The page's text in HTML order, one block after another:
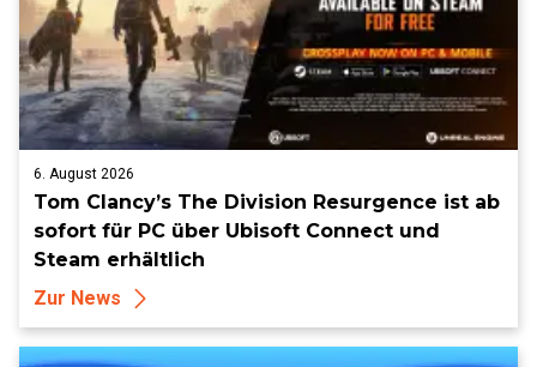
6. August 2026
Tom Clancy’s The Division Resurgence ist ab
sofort für PC über Ubisoft Connect und
Steam erhältlich
Zur News